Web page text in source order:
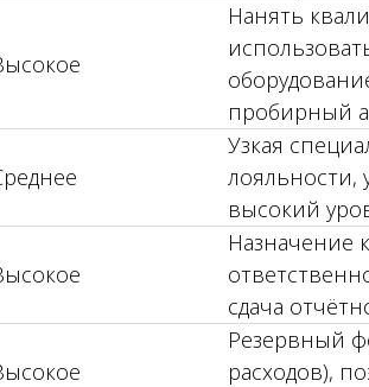
Нанять
пробирный
Узкая
лояльности,
высокий
Назначение
сдача
Резервный
расходов),